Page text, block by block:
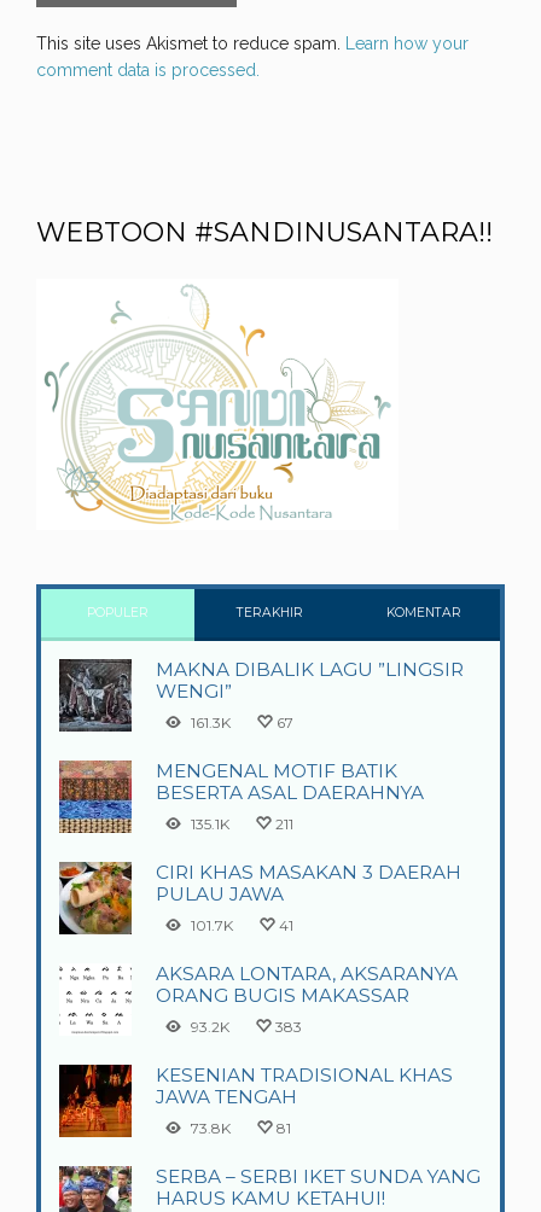
This site uses Akismet to reduce spam.
Learn how your
comment data is processed.
WEBTOON #SANDINUSANTARA!!
POPULER TERAKHIR KOMENTAR
MAKNA DIBALIK LAGU ”LINGSIR
WENGI”
161.3K 67
MENGENAL MOTIF BATIK
BESERTA ASAL DAERAHNYA
135.1K 211
CIRI KHAS MASAKAN 3 DAERAH
PULAU JAWA
101.7K 41
AKSARA LONTARA, AKSARANYA
ORANG BUGIS MAKASSAR
93.2K 383
KESENIAN TRADISIONAL KHAS
JAWA TENGAH
73.8K 81
SERBA – SERBI IKET SUNDA YANG
HARUS KAMU KETAHUI!